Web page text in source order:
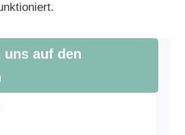
uns auf den